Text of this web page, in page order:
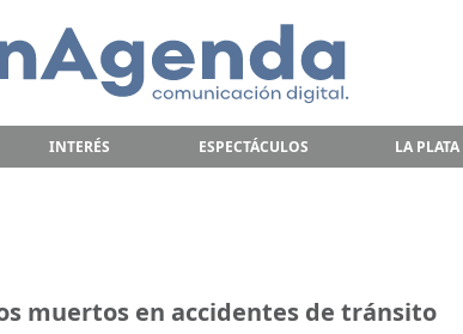
INTERÉS ESPECTÁCULOS LA PLATA
muertos en accidentes de tránsito